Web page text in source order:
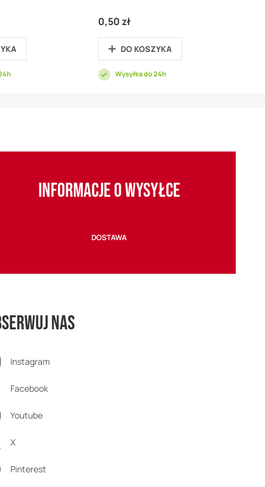
0,50 zł
DO KOSZYKA
Wysyłka do 24h
INFORMACJE O WYSYŁCE
DOSTAWA
nas
Instagram
Facebook
Youtube
X
Pinterest